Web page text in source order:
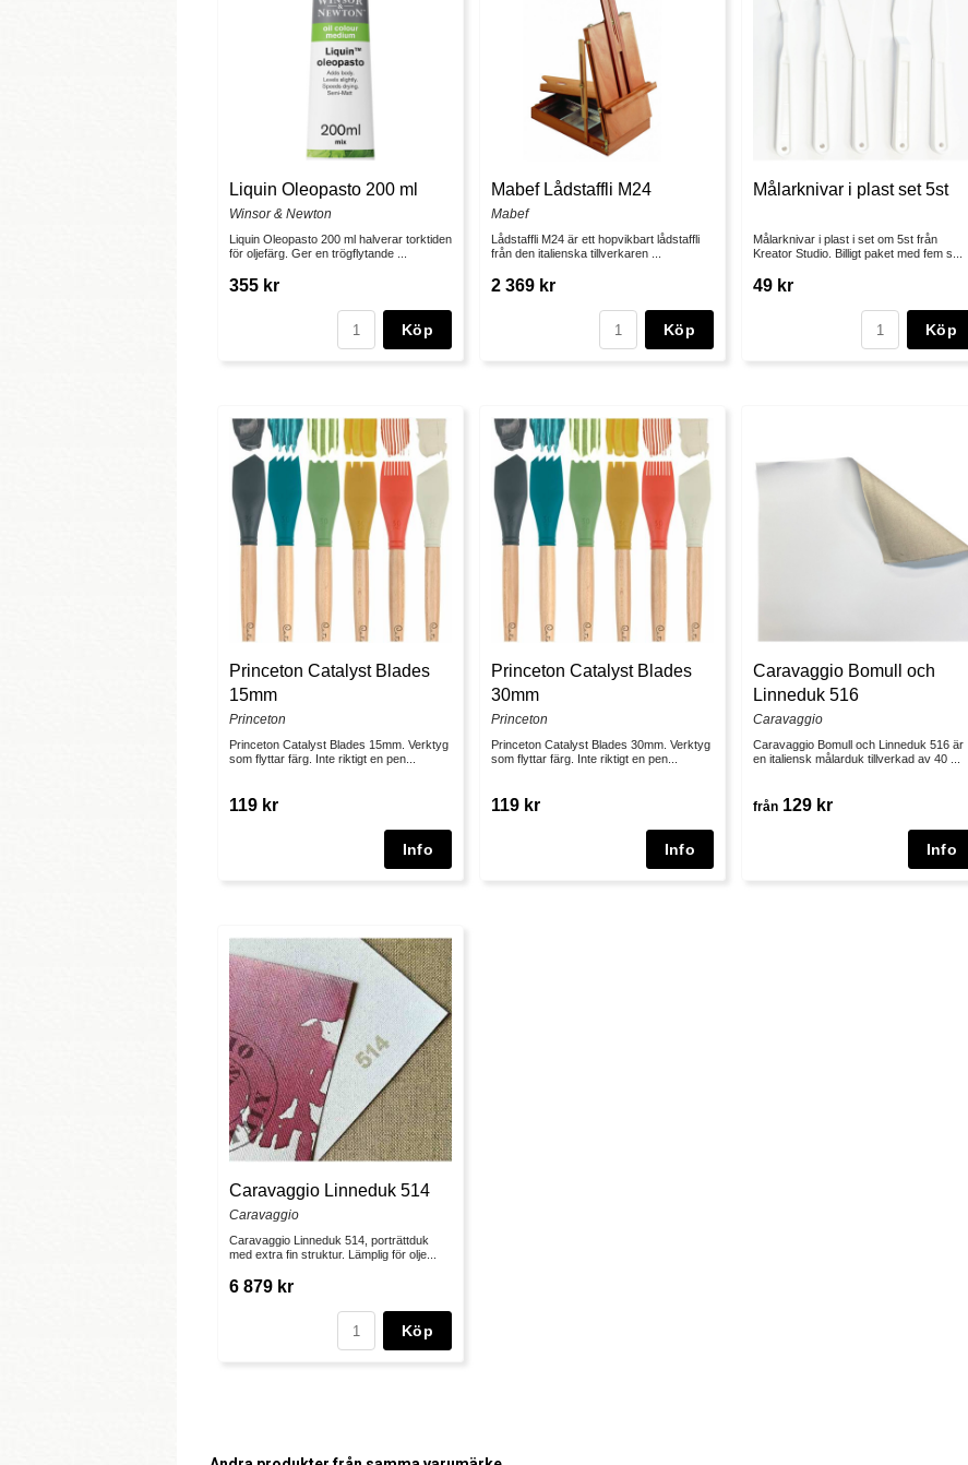
Liquin Oleopasto 200 ml
Winsor & Newton
Liquin Oleopasto 200 ml halverar torktiden
för oljefärg. Ger en trögflytande ...
355 kr
Köp
Mabef Lådstaffli M24
Mabef
Lådstaffli M24 är ett hopvikbart lådstaffli
från den italienska tillverkaren ...
2 369 kr
Köp
Målarknivar i plast set 5st
Målarknivar i plast i set om 5st från
Kreator Studio. Billigt paket med fem s...
49 kr
Köp
Princeton Catalyst Blades
15mm
Princeton
Princeton Catalyst Blades 15mm. Verktyg
som flyttar färg. Inte riktigt en pen...
119 kr
Princeton Catalyst Blades
30mm
Princeton
Princeton Catalyst Blades 30mm. Verktyg
som flyttar färg. Inte riktigt en pen...
119 kr
Caravaggio Bomull och
Linneduk 516
Caravaggio
Caravaggio Bomull och Linneduk 516 är
en italiensk målarduk tillverkad av 40 ...
från 129 kr
Caravaggio Linneduk 514
Caravaggio
Caravaggio Linneduk 514, porträttduk
med extra fin struktur. Lämplig för olje...
6 879 kr
Köp